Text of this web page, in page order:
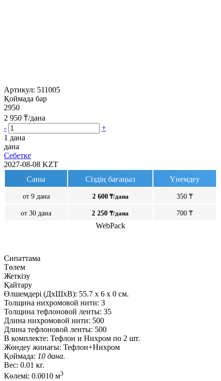
Артикул: 511005
Қоймада бар
2950
2 950 ₸/дана
-
+
1 дана
дана
Себетке
2027-08-08 KZT
Саны
Сіздің бағаңыз Үнемдеу
от 9 дана 2 600₸/дана 350 ₸
от 30 дана 2 250 ₸/дана 700 ₸
WebPack
Сипаттама
Төлем
Жеткізу
Қайтару
Өлшемдері (ДxШxВ): 55.7 x 6 x 0 см.
Толщина нихромовой нити: 3
Толщина тефлоновой ленты: 35
Длина нихромовой нити: 500
Длина тефлоновой ленты: 500
В комплекте: Тефлон и Нихром по 2 шт.
Жөндеу жинағы: Тефлон+Нихром
Қоймада: 10 дана.
Вес: 0.01 кг.
Көлемі: 0.0010 м3